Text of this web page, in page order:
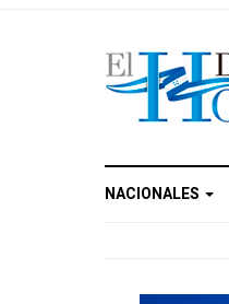
NACIONALES